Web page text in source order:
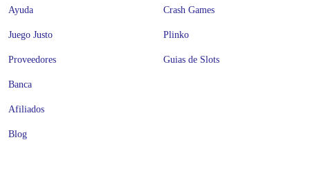
Ayuda
Juego Justo
Proveedores
Banca
Afiliados
Blog
Crash Games
Plinko
Guias de Slots